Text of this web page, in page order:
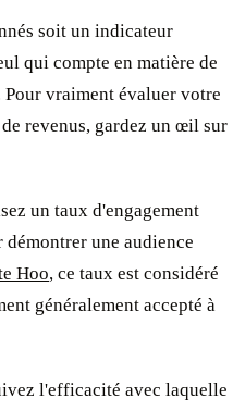
soit un indicateur
qui compte en matière de
vraiment évaluer votre
revenus, gardez un œil sur
un taux d'engagement
démontrer une audience
Hoo, ce taux est considéré
généralement accepté à
l'efficacité avec laquelle